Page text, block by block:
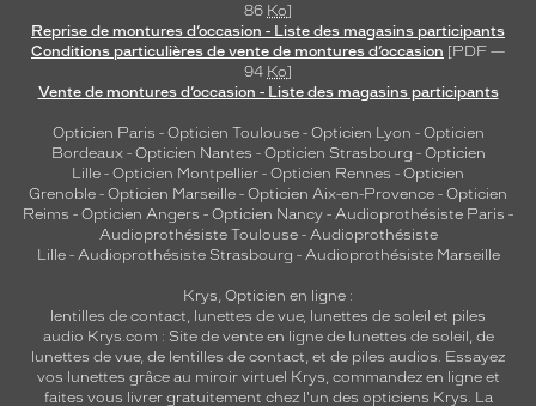
86 Ko]
Reprise de montures d’occasion - Liste des magasins participants
Conditions particulières de vente de montures d’occasion [PDF —
94 Ko]
Vente de montures d’occasion - Liste des magasins participants
Opticien Paris - Opticien Toulouse- Opticien Lyon - Opticien
Bordeaux- Opticien Nantes - Opticien Strasbourg - Opticien
Lille - Opticien Montpellier - Opticien Rennes - Opticien
Grenoble - Opticien Marseille - Opticien Aix-en-Provence - Opticien
Reims - Opticien Angers - Opticien Nancy - Audioprothésiste Paris -
Audioprothésiste Toulouse- Audioprothésiste
Lille- Audioprothésiste Strasbourg - Audioprothésiste Marseille
Krys, Opticien en ligne :
lentilles de contact lunettes de vue, lunettes de soleil et piles
audio Krys.com : Site de vente en ligne de lunettes de soleil, de
lunettes de vue, de lentilles de contact , et de piles audios. Essayez
vos lunettes grâce au miroir virtuel Krys, commandez en ligne et
faites vous livrer gratuitement chez l'un des opticiens Krys. La